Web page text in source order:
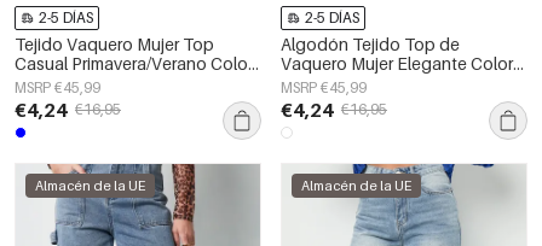
2-5 DÍAS
Tejido Vaquero Mujer Top
Casual Primavera/Verano Color
Sólido
MSRP €45,99
€4,24 €16,95
2-5 DÍAS
Algodón Tejido Top de
Vaquero Mujer Elegante Color
Sólido Primavera/Verano
MSRP €45,99
€4,24 €16,95
Almacén de la UE Almacén de la UE